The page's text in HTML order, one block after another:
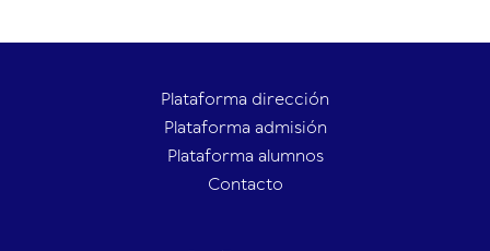
Plataforma dirección
Plataforma admisión
Plataforma alumnos
Contacto